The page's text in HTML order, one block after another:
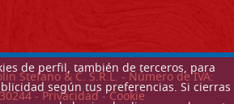
de perfil, también de terceros, para
según tus preferencias. Si cierras
Stefano & C. S.R.L. - Número de IVA:
-Privacidad-Cookie